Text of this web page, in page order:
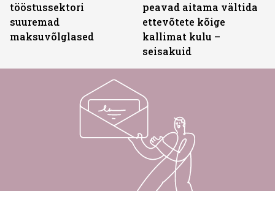
tööstussektori
suuremad
maksuvõlglased
peavad aitama vältida
ettevõtete kõige
kallimat kulu –
seisakuid